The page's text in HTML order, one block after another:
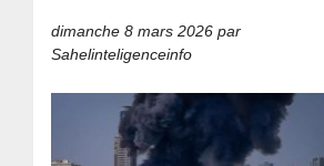
dimanche 8 mars 2026 par
Sahelinteligenceinfo